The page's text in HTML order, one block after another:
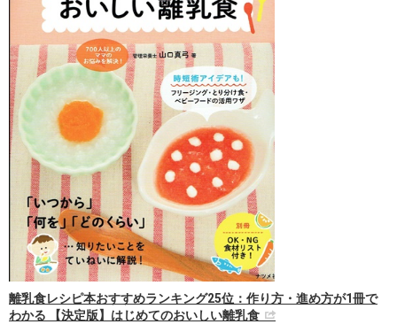
離乳食レシピ本おすすめランキング25位：作り方・進め方が1冊で
わかる 【決定版】はじめてのおいしい離乳食